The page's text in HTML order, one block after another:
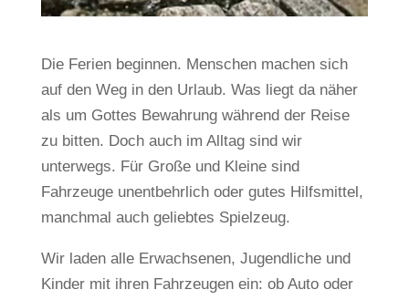
Die Ferien beginnen. Menschen machen sich
auf den Weg in den Urlaub. Was liegt da näher
als um Gottes Bewahrung während der Reise
zu bitten. Doch auch im Alltag sind wir
unterwegs. Für Große und Kleine sind
Fahrzeuge unentbehrlich oder gutes Hilfsmittel,
manchmal auch geliebtes Spielzeug.
Wir laden alle Erwachsenen, Jugendliche und
Kinder mit ihren Fahrzeugen ein: ob Auto oder